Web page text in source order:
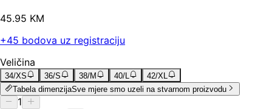
45.95 KM
+45 bodova uz registraciju
Veličina
34/XS 36/S 38/M 40/L
42/XL
Tabela dimenzijaSve mjere smo uzeli na stvarnom proizvodu
1